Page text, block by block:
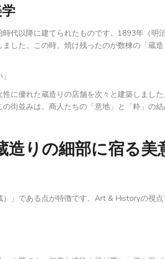
代以降に建てられたものです。1893年（明
した。この時、焼け残ったのが数棟の「蔵造
に優れた蔵造りの店舗を次々と建築しまし
街並みは、商人たちの「意地」と「粋」の結
造りの細部に宿る美
」である点が特徴です。Art & Historyの視